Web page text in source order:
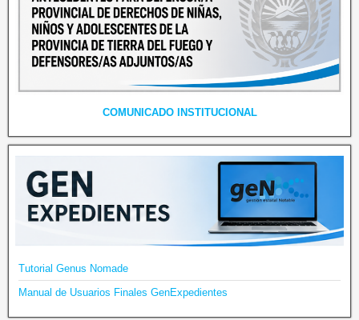
COMUNICADO INSTITUCIONAL
Tutorial Genus Nomade
Manual de Usuarios Finales GenExpedientes